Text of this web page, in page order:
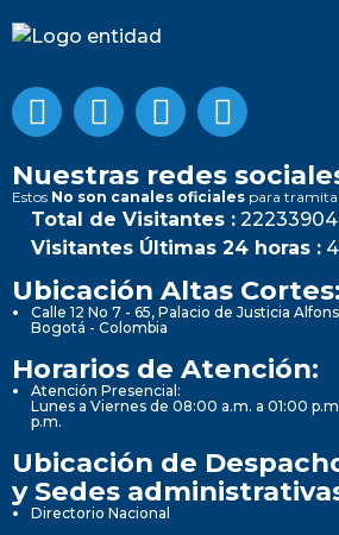
Nuestras redes
Estos No son canales oficiales para
Total de Visitantes : 22233904
Visitantes Últimas 24 horas :
Ubicación Altas Cortes:
Calle 12 No 7 - 65, Palacio de Justicia
Bogotá - Colombia
Horarios de Atención:
Atención Presencial:
Lunes a Viernes de 08:00 a.m. a 01:00
p.m.
Ubicación de
y Sedes
Directorio Nacional